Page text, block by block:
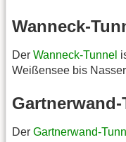
Wanneck-
Der Wanneck-Tunnel
Weißensee bis
Gartnerwand-
Der Gartnerwand-